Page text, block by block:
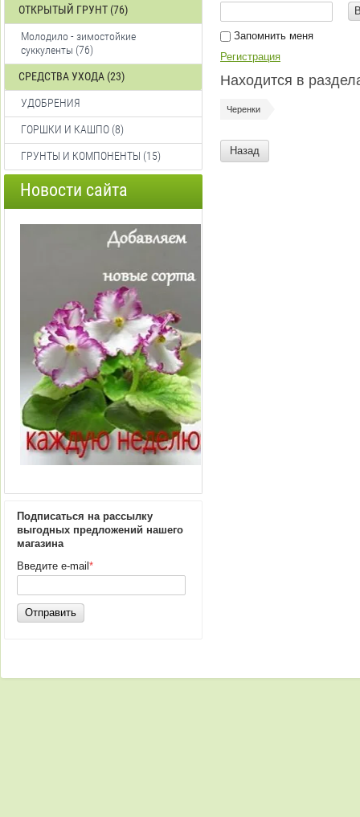
ОТКРЫТЫЙ ГРУНТ (76)
Молодило - зимостойкие
суккуленты (76)
СРЕДСТВА УХОДА (23)
УДОБРЕНИЯ
ГОРШКИ И КАШПО (8)
ГРУНТЫ И КОМПОНЕНТЫ (15)
Новости сайта
Подписаться на рассылку
выгодных предложений нашего
магазина
Введите e-mail *
Отправить
Запомнить меня
Регистрация
Находится в
Черенки
Назад